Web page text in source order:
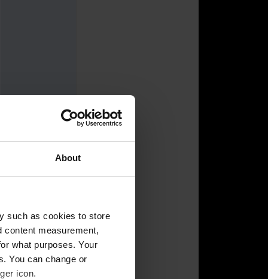
About
such as cookies to store
content measurement,
what purposes. Your
You can change or
icon.
fertigen
und
.